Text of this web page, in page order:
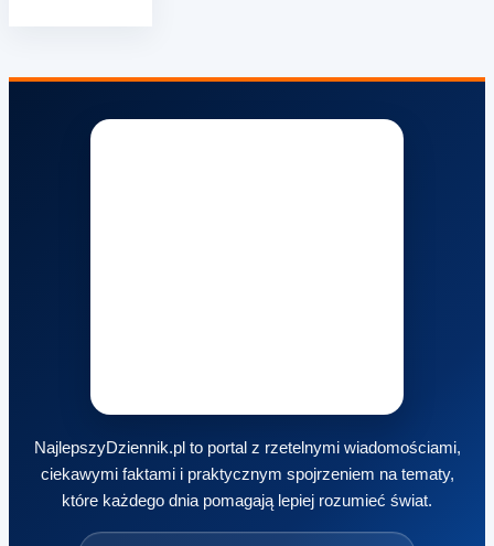
NajlepszyDziennik.pl to portal z rzetelnymi wiadomościami,
ciekawymi faktami i praktycznym spojrzeniem na tematy,
które każdego dnia pomagają lepiej rozumieć świat.